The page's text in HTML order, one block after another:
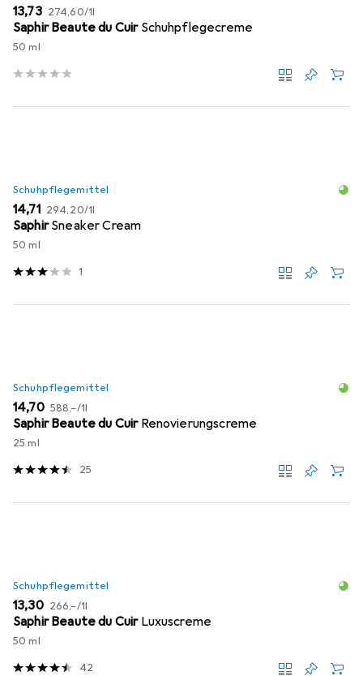
EUR
13,73 EUR
274,60/1l
Saphir Beaute du Cuir Schuhpflegecreme
50 ml
Schuhpflegemittel
EUR
14,71 EUR
294,20/1l
Saphir Sneaker Cream
50 ml
1
Schuhpflegemittel
EUR
14,70 EUR
588,–/1l
Saphir Beaute du Cuir Renovierungscreme
25 ml
25
Schuhpflegemittel
EUR
13,30 EUR
266,–/1l
Saphir Beaute du Cuir Luxuscreme
50 ml
42